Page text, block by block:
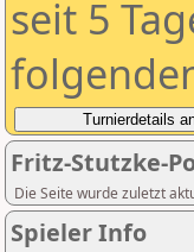
seit 5
Fritz-Stutzke-
Die Seite wurde zuletzt
Spieler Info